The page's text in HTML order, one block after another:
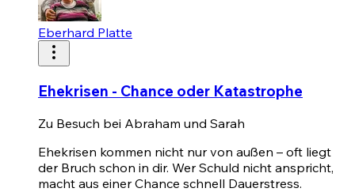
Eberhard Platte
Ehekrisen - Chance oder Katastrophe
Zu Besuch bei Abraham und Sarah
Ehekrisen kommen nicht nur von außen – oft liegt
der Bruch schon in dir. Wer Schuld nicht anspricht,
macht aus einer Chance schnell Dauerstress.